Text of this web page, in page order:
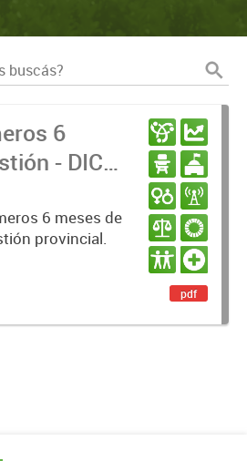
6
- DIC
6 meses de
provincial.
pdf